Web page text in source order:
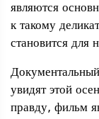
являются
к такому
становится для
увидят этой
правду, фильм